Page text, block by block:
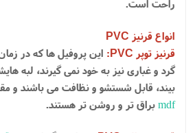
راحت است.
انواع قرنیز PVC
قرنیز توپر PVC
: این پروفیل ها که در
گرد و غباری نیز به خود نمی گیرند، لبه
بیند، قابل شستشو و نظافت می باشند و
mdfبراق تر و روشن تر هستند.